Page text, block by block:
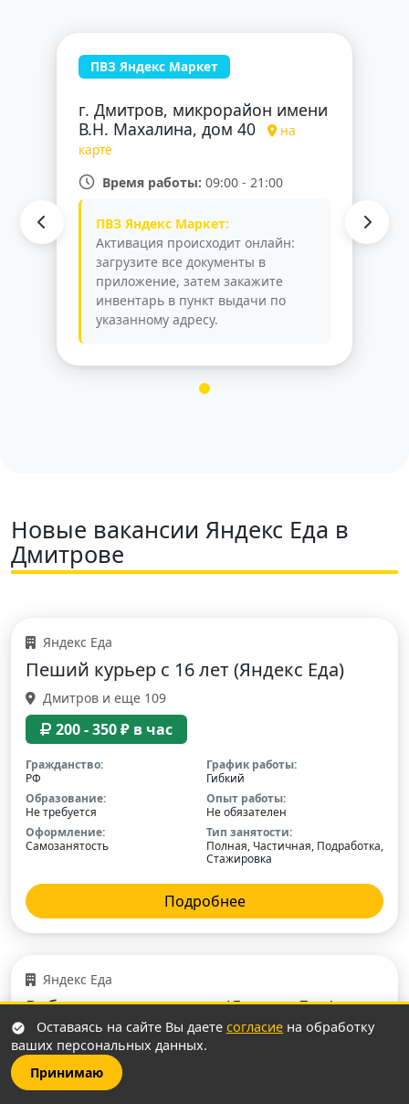
ПВЗ Яндекс Маркет
г. Дмитров, микрорайон имени
В.Н. Махалина, дом 40
на
карте
Время работы: 09:00 - 21:00
ПВЗ Яндекс Маркет:
Активация происходит онлайн:
загрузите все документы в
приложение, затем закажите
инвентарь в пункт выдачи по
указанному адресу.
Новые вакансии Яндекс Еда в
Дмитрове
Яндекс Еда
Пеший курьер с 16 лет (Яндекс Еда)
Дмитров и еще 109
200 - 350 ₽ в час
Гражданство:
РФ
График работы:
Гибкий
Образование:
Не требуется
Опыт работы:
Не обязателен
Оформление:
Самозанятость
Тип занятости:
Полная, Частичная, Подработка,
Стажировка
Подробнее
Яндекс Еда
Работа автокурьером (Яндекс Еда)
Дмитров и еще 167
300 - 450 ₽ в час
Оставаясь на сайте Вы даете согласие на обработку
ваших персональных данных.
Принимаю